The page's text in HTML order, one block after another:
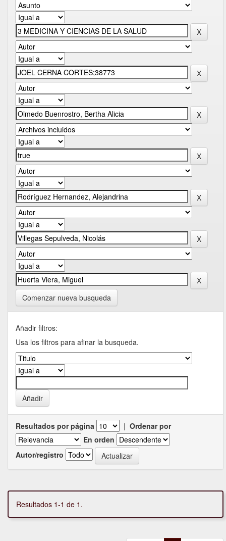
Comenzar nueva busqueda
Añadir filtros:
Usa los filtros para afinar la busqueda.
Resultados por página | Ordenar por
En orden
Autor/registro
Resultados 1-1 de 1.